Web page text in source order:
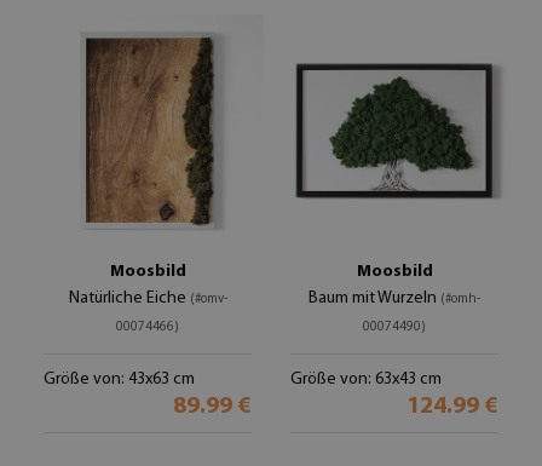
Moosbild
Natürliche Eiche (#omv-
00074466)
Größe von: 43x63 cm
89.99 €
Moosbild
Baum mit Wurzeln (#omh-
00074490)
Größe von: 63x43 cm
124.99 €